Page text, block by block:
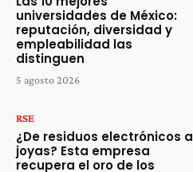
universidades de México:
reputación, diversidad y
empleabilidad las
distinguen
5 agosto 2026
RSE
¿De residuos electrónicos a
joyas? Esta empresa
recupera el oro de los